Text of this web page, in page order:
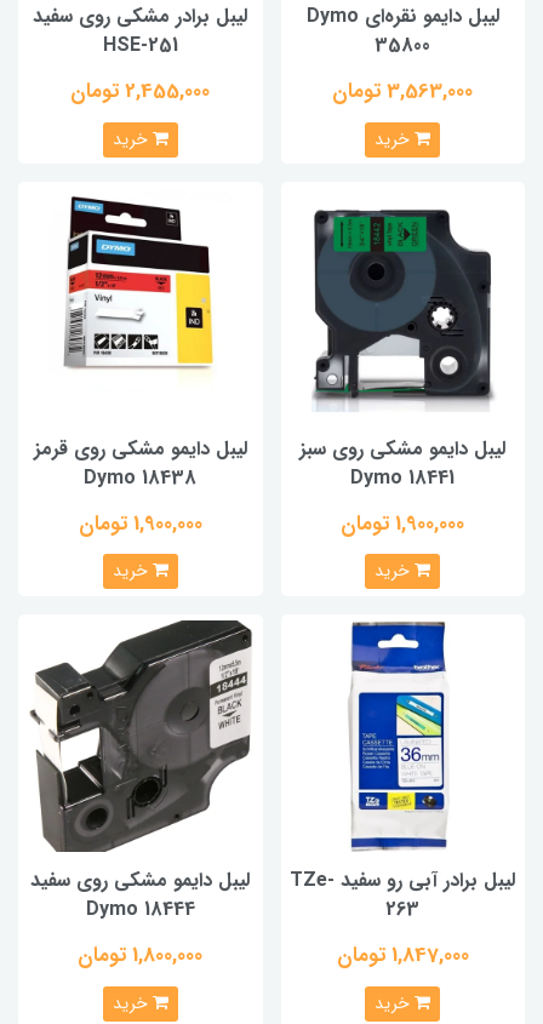
لیبل دایمو نقره‌ای Dymo
35800
3,563,000 تومان
خرید
لیبل برادر مشکی روی سفید
HSE-251
2,455,000 تومان
خرید
لیبل دایمو مشکی روی سبز
Dymo 18441
1,900,000 تومان
خرید
لیبل دایمو مشکی روی قرمز
Dymo 18438
1,900,000 تومان
خرید
لیبل برادر آبی رو سفید TZe-
263
1,847,000 تومان
خرید
لیبل دایمو مشکی روی سفید
Dymo 18444
1,800,000 تومان
خرید